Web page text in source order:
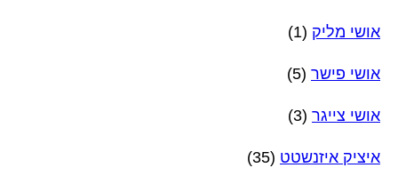
אושי מליק (1)
אושי פישר (5)
אושי צייגר (3)
איציק איזנשטט (35)